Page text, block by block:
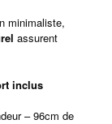
minimaliste,
assurent
inclus
– 96cm de